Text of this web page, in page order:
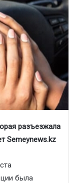
разъезжала
Semeynews.kz
была